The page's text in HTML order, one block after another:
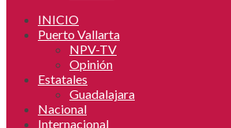
INICIO
Puerto Vallarta
NPV-TV
Opinión
Estatales
Guadalajara
Nacional
Internacional